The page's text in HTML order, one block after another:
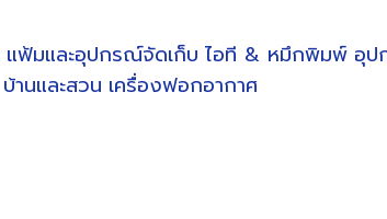
แฟ้มและอุปกรณ์จัดเก็บ ไอที & หมึกพิมพ์ อุป
บ้านและสวน เครื่องฟอกอากาศ